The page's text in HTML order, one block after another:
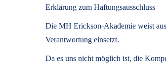
Erklärung zum Haftungsausschluss
Die MH Erickson-Akademie weist
Verantwortung einsetzt.
Da es uns nicht möglich ist, die